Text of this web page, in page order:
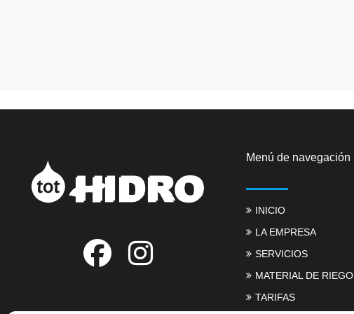
Menú de navegación
INICIO
LA EMPRESA
SERVICIOS
MATERIAL DE RIEGO
TARIFAS